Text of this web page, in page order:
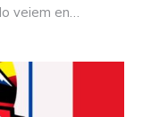
veiem en…